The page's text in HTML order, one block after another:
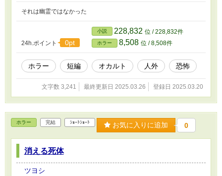
それは幽霊ではなかった
24h.ポイント 0pt
小説 228,832 位 / 228,832件
ホラー 8,508 位 / 8,508件
ホラー 短編 オカルト 人外 恐怖
文字数 3,241 最終更新日 2025.03.26 登録日 2025.03.20
ホラー 完結 ｼｮｰﾄｼｮｰﾄ お気に入りに追加 0
消える死体
ツヨシ